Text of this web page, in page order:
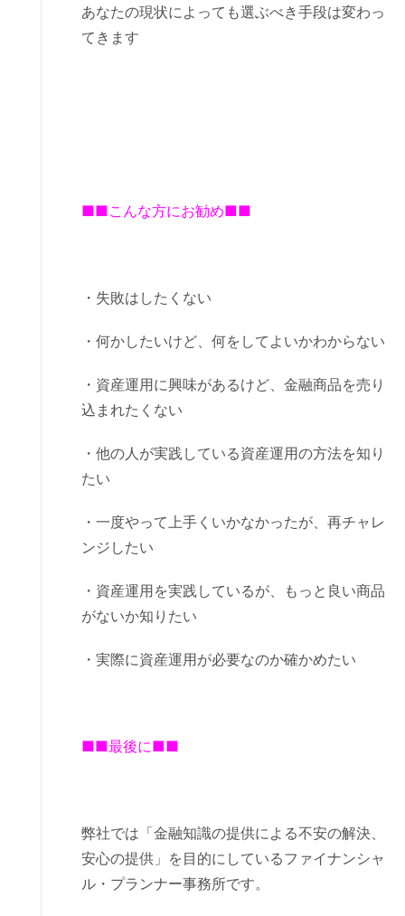
あなたの現状によっても選ぶべき手段は変わっ
てきます
■■こんな方にお勧め■■
・失敗はしたくない
・何かしたいけど、何をしてよいかわからない
・資産運用に興味があるけど、金融商品を売り
込まれたくない
・他の人が実践している資産運用の方法を知り
たい
・一度やって上手くいかなかったが、再チャレ
ンジしたい
・資産運用を実践しているが、もっと良い商品
がないか知りたい
・実際に資産運用が必要なのか確かめたい
■■最後に■■
弊社では「金融知識の提供による不安の解決、
安心の提供」を目的にしているファイナンシャ
ル・プランナー事務所です。